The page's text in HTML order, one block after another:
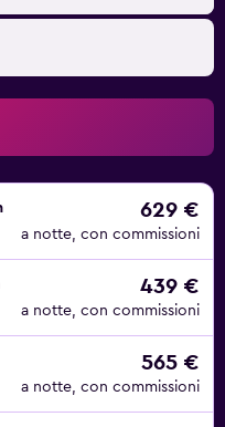
629 €
a notte, con commissioni
439 €
a notte, con commissioni
565 €
a notte, con commissioni